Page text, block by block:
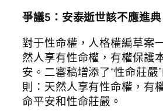
爭議5：安泰逝世該不應進典
對于性命權，人格權編草案
然人享有性命權，有權保護
安。二審稿增添了“性命莊嚴
則：天然人享有性命權，有
命平安和性命莊嚴。